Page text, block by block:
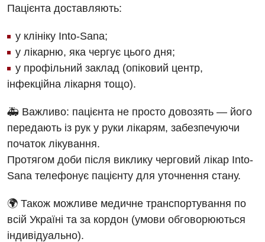
Пацієнта доставляють:
у клініку Into-Sana;
у лікарню, яка чергує цього дня;
у профільний заклад (опіковий центр,
інфекційна лікарня тощо).
🚑 Важливо: пацієнта не просто довозять — його
передають із рук у руки лікарям, забезпечуючи
початок лікування.
Протягом доби після виклику черговий лікар Into-
Sana телефонує пацієнту для уточнення стану.
🌍 Також можливе медичне транспортування по
всій Україні та за кордон (умови обговорюються
індивідуально).